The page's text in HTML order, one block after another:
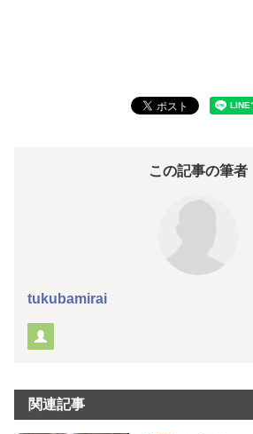
この記事の筆者
tukubamirai
関連記事